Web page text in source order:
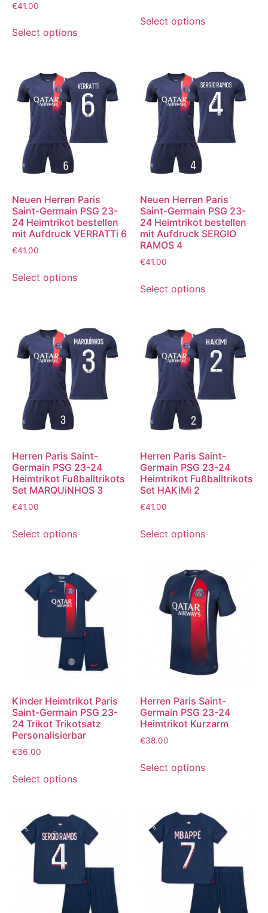
€41.00
Select options
Select options
Neuen Herren Paris
Saint-Germain PSG 23-
24 Heimtrikot bestellen
mit Aufdruck VERRATTi 6
€41.00
Select options
Neuen Herren Paris
Saint-Germain PSG 23-
24 Heimtrikot bestellen
mit Aufdruck SERGIO
RAMOS 4
€41.00
Select options
Herren Paris Saint-
Germain PSG 23-24
Heimtrikot Fußballtrikots
Set MARQUiNHOS 3
€41.00
Select options
Herren Paris Saint-
Germain PSG 23-24
Heimtrikot Fußballtrikots
Set HAKiMi 2
€41.00
Select options
Kinder Heimtrikot Paris
Saint-Germain PSG 23-
24 Trikot Trikotsatz
Personalisierbar
€36.00
Select options
Herren Paris Saint-
Germain PSG 23-24
Heimtrikot Kurzarm
€38.00
Select options